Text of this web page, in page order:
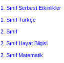
1. Sınıf Serbest Etkinlikler
1. Sınıf Türkçe
2. Sınıf
2. Sınıf Hayat Bilgisi
2. Sınıf Matematik